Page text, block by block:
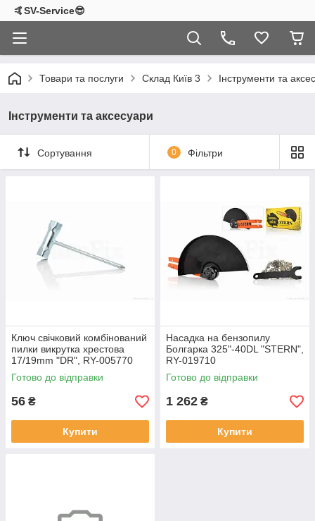
🤙SV-Service😎
Товари та послуги Склад Київ 3 Інструменти та
Інструменти та аксесуари
Сортування 0 Фільтри
Ключ свічковий комбінований
пилки викрутка хрестова
17/19mm "DR", RY-005770
Готово до відправки
56 ₴
Купити
Насадка на бензопилу
Болгарка 325"-40DL "STERN",
RY-019710
Готово до відправки
1 262 ₴
Купити